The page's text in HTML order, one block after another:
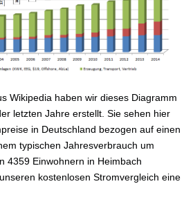
Wikipedia haben wir dieses Diagramm
letzten Jahre erstellt. Sie sehen hier
in Deutschland bezogen auf einen
typischen Jahresverbrauch um
4359 Einwohnern in Heimbach
kostenlosen Stromvergleich eine